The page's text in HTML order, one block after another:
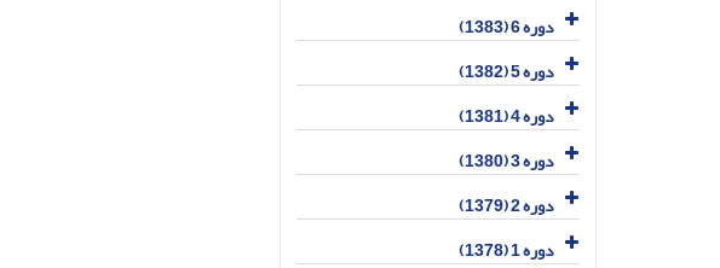
دوره 6 (1383)
دوره 5 (1382)
دوره 4 (1381)
دوره 3 (1380)
دوره 2 (1379)
دوره 1 (1378)